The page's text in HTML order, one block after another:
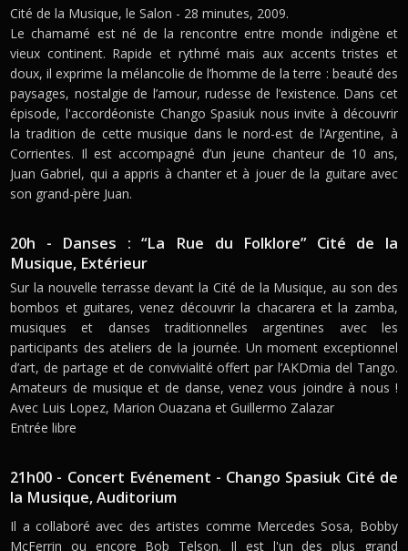
Cité de la Musique, le Salon - 28 minutes, 2009.
Le chamamé est né de la rencontre entre monde indigène et
vieux continent. Rapide et rythmé mais aux accents tristes et
doux, il exprime la mélancolie de l’homme de la terre : beauté des
paysages, nostalgie de l’amour, rudesse de l’existence. Dans cet
épisode, l'accordéoniste Chango Spasiuk nous invite à découvrir
la tradition de cette musique dans le nord-est de l’Argentine, à
Corrientes. Il est accompagné d’un jeune chanteur de 10 ans,
Juan Gabriel, qui a appris à chanter et à jouer de la guitare avec
son grand-père Juan.
20h - Danses : “La Rue du Folklore” Cité de la
Musique, Extérieur
Sur la nouvelle terrasse devant la Cité de la Musique, au son des
bombos et guitares, venez découvrir la chacarera et la zamba,
musiques et danses traditionnelles argentines avec les
participants des ateliers de la journée. Un moment exceptionnel
d’art, de partage et de convivialité offert par l’AKDmia del Tango.
Amateurs de musique et de danse, venez vous joindre à nous !
Avec Luis Lopez, Marion Ouazana et Guillermo Zalazar
Entrée libre
21h00 - Concert Evénement - Chango Spasiuk Cité de
la Musique, Auditorium
Il a collaboré avec des artistes comme Mercedes Sosa, Bobby
McFerrin ou encore Bob Telson. Il est l'un des plus grand